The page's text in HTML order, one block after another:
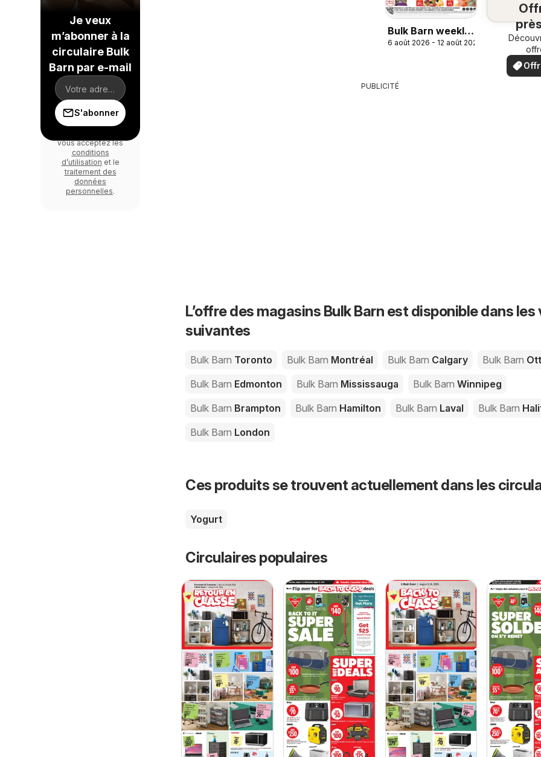
Bulk Barn weekly
flyer / circulaire
6 août 2026 - 12 août 2026
chez
PUBLICITÉ
L’offre des magasins Bulk Barn est disponible dans les
suivantes
Bulk Barn Toronto Bulk Barn Montréal Bulk Barn Calgary Bulk Barn
Bulk Barn Edmonton Bulk Barn Mississauga Bulk Barn Winnipeg
Bulk Barn Brampton Bulk Barn Hamilton Bulk Barn Laval Bulk Barn
Bulk Barn London
Ces produits se trouvent actuellement dans les
Yogurt
Circulaires populaires
Je veux
m’abonner à la
circulaire Bulk
Barn par e-mail
S'abonner
vous acceptez les
conditions
d’utilisation et le
traitement des
données
personnelles.